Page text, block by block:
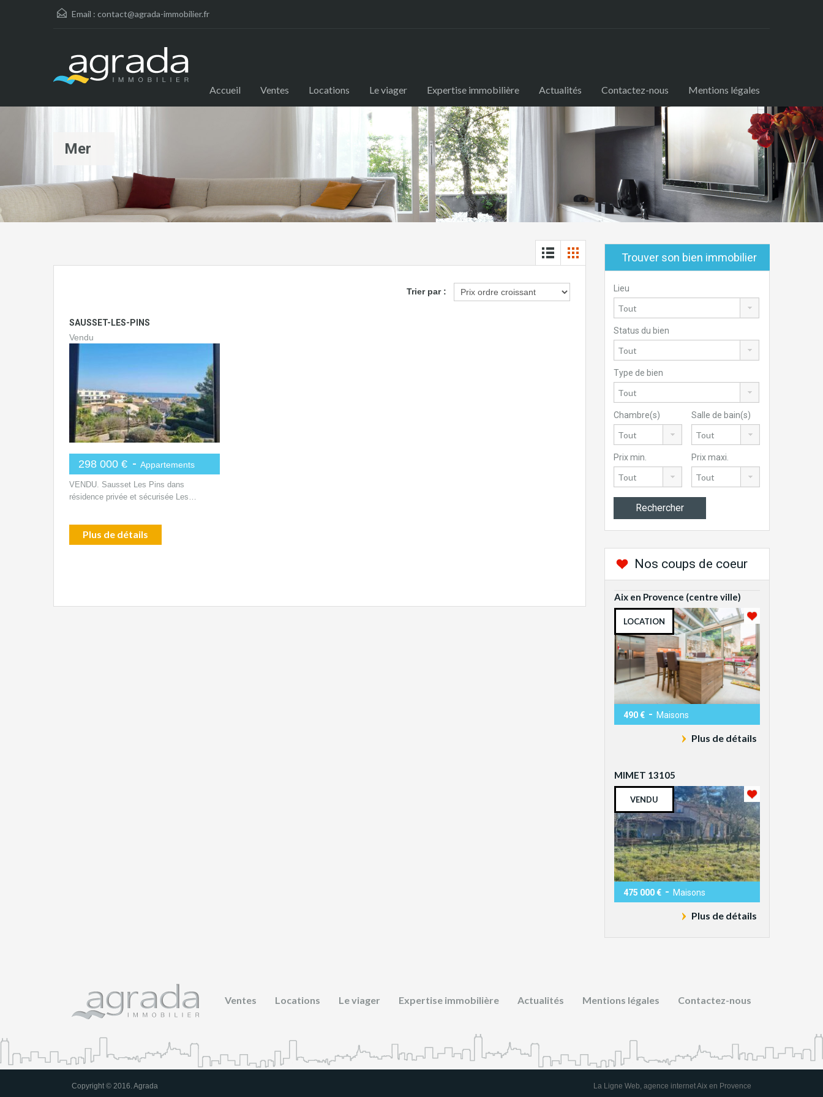
Email : contact@agrada-immobilier.fr
Accueil Ventes Locations Le viager Expertise immobilière Actualités Contactez-nous Mentions légales
Mer
Trier par :
SAUSSET-LES-PINS
Vendu
298 000 € - Appartements
VENDU. Sausset Les Pins dans
résidence privée et sécurisée Les…
Plus de détails
Trouver son bien immobilier
Lieu
Status du bien
Type de bien
Chambre(s) Salle de bain(s)
Prix min. Prix maxi.
Nos coups de coeur
Aix en Provence (centre ville)
LOCATION
490 € - Maisons
Plus de détails
MIMET 13105
VENDU
475 000 € - Maisons
Plus de détails
Ventes Locations Le viager Expertise immobilière Actualités Mentions légales Contactez-nous
Copyright © 2016. Agrada La Ligne Web, agence internet Aix en Provence